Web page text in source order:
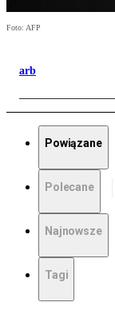
Foto: AFP
arb
Powiązane
Polecane
Najnowsze
Tagi